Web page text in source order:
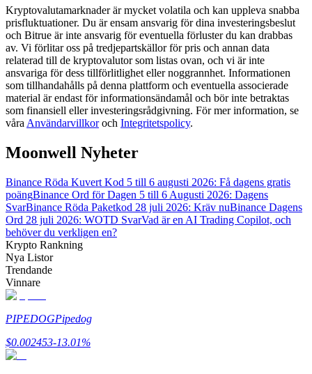
Guide
Futures startguide
Handelsstrategier
Lär dig hur du håller dig lönsam
Kryptovalutamarknader är mycket volatila och kan uppleva snabba
prisfluktuationer. Du är ensam ansvarig för dina investeringsbeslut
och Bitrue är inte ansvarig för eventuella förluster du kan drabbas
av. Vi förlitar oss på tredjepartskällor för pris och annan data
relaterad till de kryptovalutor som listas ovan, och vi är inte
ansvariga för dess tillförlitlighet eller noggrannhet. Informationen
som tillhandahålls på denna plattform och eventuella associerade
material är endast för informationsändamål och bör inte betraktas
som finansiell eller investeringsrådgivning. För mer information, se
våra Användarvillkoroch Integritetspolicy.
Moonwell Nyheter
Binance Röda Kuvert Kod 5 till 6 augusti 2026: Få dagens gratis
poängBinance Ord för Dagen 5 till 6 Augusti 2026: Dagens
SvarBinance Röda Paketkod 28 juli 2026: Kräv nuBinance Dagens
Ord 28 juli 2026: WOTD SvarVad är en AI Trading Copilot, och
behöver du verkligen en?
Krypto Rankning
Nya Listor
Trendande
Vinnare
PIPEDOGPipedog
$0.002453-13.01%